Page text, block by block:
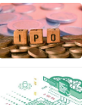
相较去年同
软性内镜领